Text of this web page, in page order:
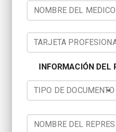
NOMBRE DEL
TARJETA
INFORMACIÓN DEL
TIPO DE DOCUMENTO
NOMBRE DEL